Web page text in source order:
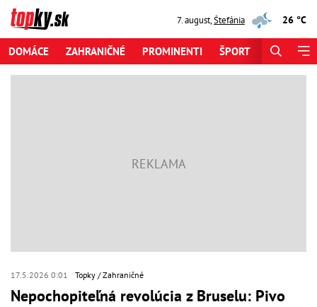
7. august,Štefánia 26 °C
DOMÁCE ZAHRANIČNÉ PROMINENTI ŠPORT
17.5.2026 0:01 Topky Zahraničné
Nepochopiteľná revolúcia z Bruselu: Pivo